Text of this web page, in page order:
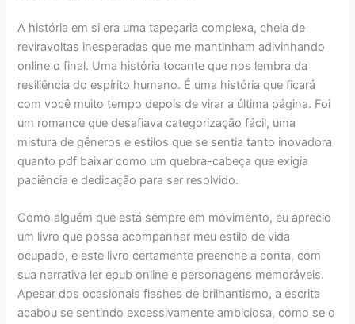
A história em si era uma tapeçaria complexa, cheia de
reviravoltas inesperadas que me mantinham adivinhando
online o final. Uma história tocante que nos lembra da
resiliência do espírito humano. É uma história que ficará
com você muito tempo depois de virar a última página. Foi
um romance que desafiava categorização fácil, uma
mistura de gêneros e estilos que se sentia tanto inovadora
quanto pdf baixar como um quebra-cabeça que exigia
paciência e dedicação para ser resolvido.
Como alguém que está sempre em movimento, eu aprecio
um livro que possa acompanhar meu estilo de vida
ocupado, e este livro certamente preenche a conta, com
sua narrativa ler epub online e personagens memoráveis.
Apesar dos ocasionais flashes de brilhantismo, a escrita
acabou se sentindo excessivamente ambiciosa, como se o